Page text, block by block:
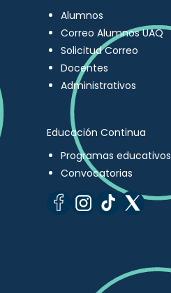
Alumnos
Correo Alumnos UAQ
Solicitud Correo
Docentes
Administrativos
Educación Continua
Programas educativos
Convocatorias